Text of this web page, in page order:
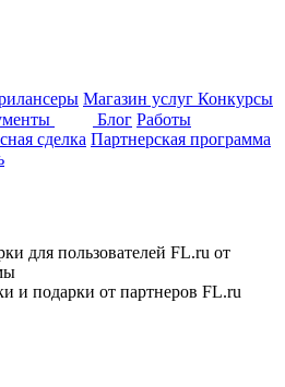
Магазин услуг Конкурсы
Блог Работы
сделка Партнерская программа
для пользователей FL.ru от
и подарки от партнеров FL.ru